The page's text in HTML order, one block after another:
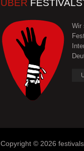
ÜBER
Wir
Copyright © 2026